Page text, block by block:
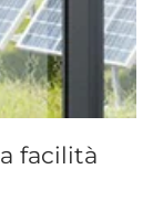
facilità